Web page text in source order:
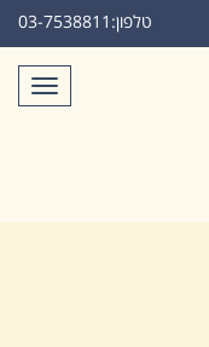
טלפון: 03-7538811
תפריט